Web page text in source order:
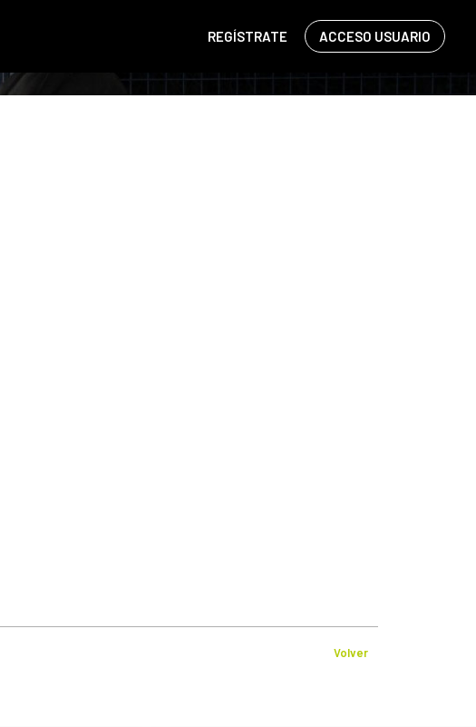
REGÍSTRATE ACCESO USUARIO
Volver